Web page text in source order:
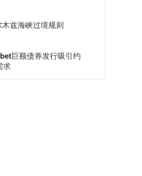
兹海峡过境规则
巨额债券发行吸引约
求